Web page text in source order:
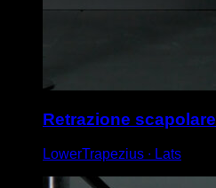
Retrazione scapolare
LowerTrapezius ∙ Lats